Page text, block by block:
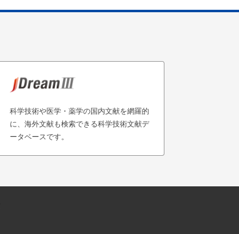
科学技術や医学・薬学の国内文献を網羅的
に、海外文献も検索できる科学技術文献デ
ータベースです。